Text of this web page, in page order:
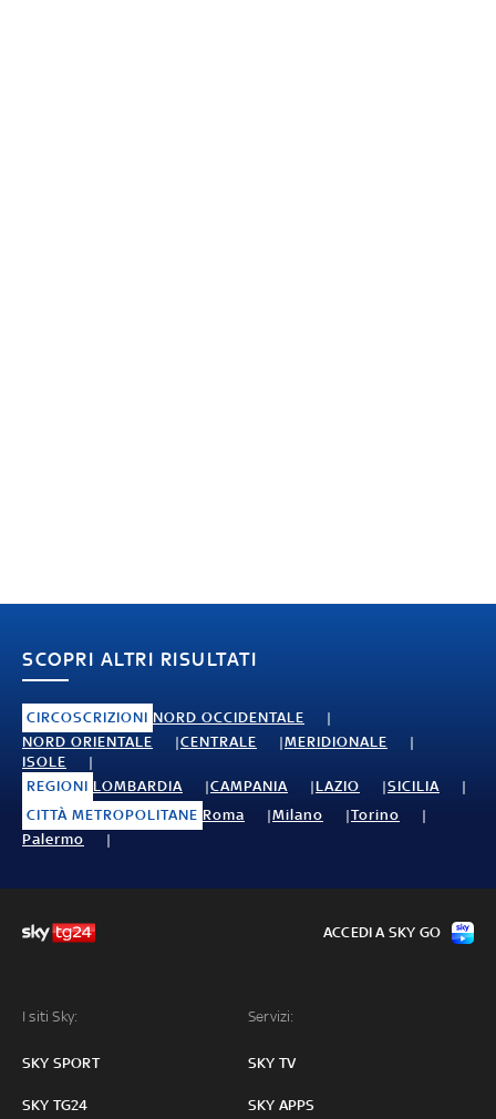
SCOPRI ALTRI RISULTATI
CIRCOSCRIZIONI NORD OCCIDENTALE
NORD ORIENTALE
CENTRALE
MERIDIONALE
ISOLE
REGIONI LOMBARDIA CAMPANIA LAZIO
SICILIA
CITTÀ METROPOLITANE Roma Milano
Torino
Palermo
I siti Sky:
SKY SPORT
SKY TG24
Servizi:
SKY TV
SKY APPS
ACCEDI A SKY GO